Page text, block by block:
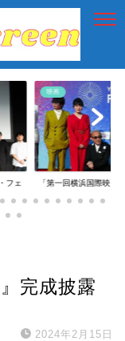
フェ
映画
「第一回横浜国際映画
完成披露
2024年2月15日